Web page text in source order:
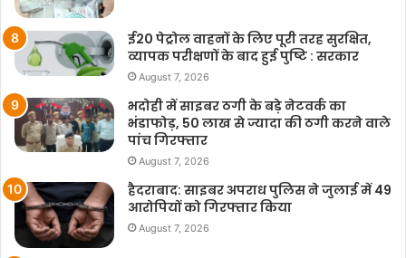
ई20 पेट्रोल वाहनों के लिए पूरी तरह सुरक्षित,
व्यापक परीक्षणों के बाद हुई पुष्टि : सरकार
August 7, 2026
भदोही में साइबर ठगी के बड़े नेटवर्क का
भंडाफोड़, 50 लाख से ज्यादा की ठगी करने वाले
पांच गिरफ्तार
August 7, 2026
हैदराबाद: साइबर अपराध पुलिस ने जुलाई में 49
आरोपियों को गिरफ्तार किया
August 7, 2026